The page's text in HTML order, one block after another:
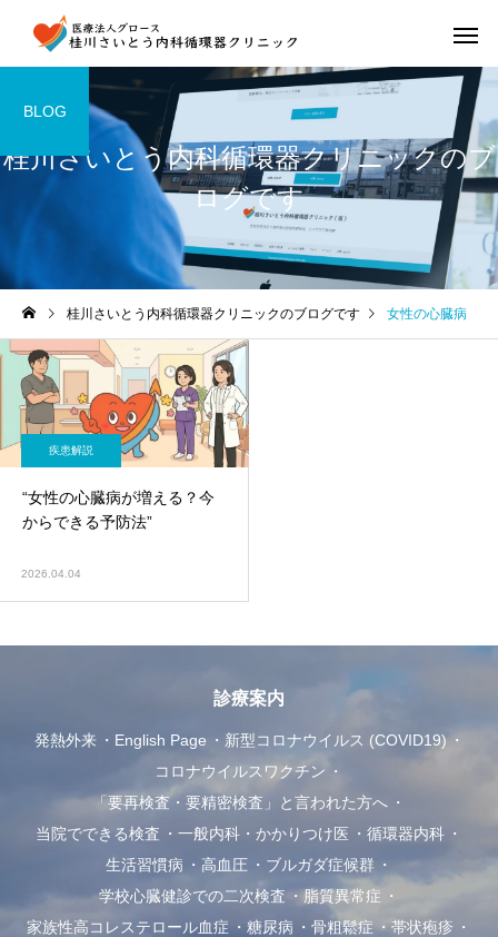
桂川さいとう内科循環器クリニックのブ
ログです
BLOG
桂川さいとう内科循環器クリニックのブログです 女性の心臓病
疾患解説
“女性の心臓病が増える？今
からできる予防法”
2026.04.04
診療案内
発熱外来 English Page
新型コロナウイルス (COVID19)
コロナウイルスワクチン
「要再検査・要精密検査」と言われた方へ
当院でできる検査
一般内科・かかりつけ医
循環器内科
生活習慣病
高血圧
ブルガダ症候群
学校心臓健診での二次検査
脂質異常症
家族性高コレステロール血症
糖尿病 骨粗鬆症
帯状疱疹